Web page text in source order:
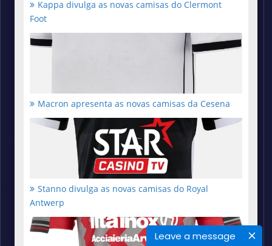
Leave a message
Kappa divulga as novas camisas do Clermont
Foot
Macron apresenta as novas camisas da Cesena
Stanno divulga as novas camisas do Royal
Antwerp